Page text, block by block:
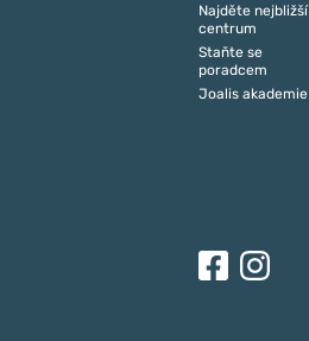
Najděte nejbližší
centrum
Staňte se
poradcem
Joalis akademie